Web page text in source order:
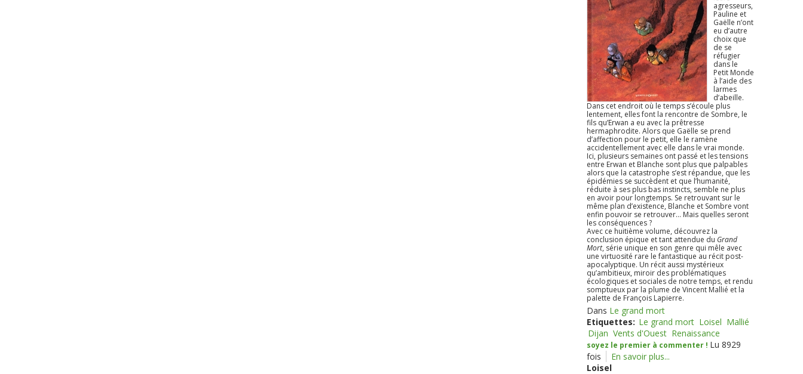
agresseurs,
Pauline et
Gaëlle n’ont
eu d’autre
choix que
de se
réfugier
dans le
Petit Monde
à l’aide des
larmes
d’abeille.
Dans cet endroit où le temps s’écoule plus
lentement, elles font la rencontre de Sombre, le
fils qu’Erwan a eu avec la prêtresse
hermaphrodite. Alors que Gaëlle se prend
d’affection pour le petit, elle le ramène
accidentellement avec elle dans le vrai monde.
Ici, plusieurs semaines ont passé et les tensions
entre Erwan et Blanche sont plus que palpables
alors que la catastrophe s’est répandue, que les
épidémies se succèdent et que l’humanité,
réduite à ses plus bas instincts, semble ne plus
en avoir pour longtemps. Se retrouvant sur le
même plan d’existence, Blanche et Sombre vont
enfin pouvoir se retrouver… Mais quelles seront
les conséquences ?
Avec ce huitième volume, découvrez la
conclusion épique et tant attendue du Grand
Mort, série unique en son genre qui mêle avec
une virtuosité rare le fantastique au récit post-
apocalyptique. Un récit aussi mystérieux
qu’ambitieux, miroir des problématiques
écologiques et sociales de notre temps, et rendu
somptueux par la plume de Vincent Mallié et la
palette de François Lapierre.
Dans Le grand mort
Etiquettes: Le grand mort Loisel Mallié
Dijan Vents d'Ouest Renaissance
soyez le premier à commenter ! Lu 8929
fois
En savoir plus...
Loisel